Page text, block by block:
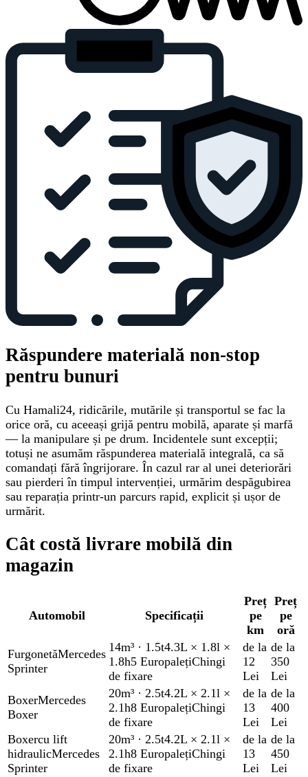
Răspundere materială non-stop
pentru bunuri
Cu Hamali24, ridicările, mutările și transportul se fac la
orice oră, cu aceeași grijă pentru mobilă, aparate și marfă
— la manipulare și pe drum. Incidentele sunt excepții;
totuși ne asumăm răspunderea materială integrală, ca să
comandați fără îngrijorare. În cazul rar al unei deteriorări
sau pierderi în timpul intervenției, urmărim despăgubirea
sau reparația printr-un parcurs rapid, explicit și ușor de
urmărit.
Cât costă livrare mobilă din
magazin
Automobil Specificații
Preț
pe
km
Preț
pe
oră
FurgonetăMercedes
Sprinter
14m³ · 1.5t4.3L × 1.8l ×
1.8h5 EuropalețiChingi
de fixare
de la
12
Lei
de la
350
Lei
BoxerMercedes
Boxer
20m³ · 2.5t4.2L × 2.1l ×
2.1h8 EuropalețiChingi
de fixare
de la
13
Lei
de la
400
Lei
Boxercu lift
hidraulicMercedes
Sprinter
20m³ · 2.5t4.2L × 2.1l ×
2.1h8 EuropalețiChingi
de fixare
de la
13
Lei
de la
450
Lei